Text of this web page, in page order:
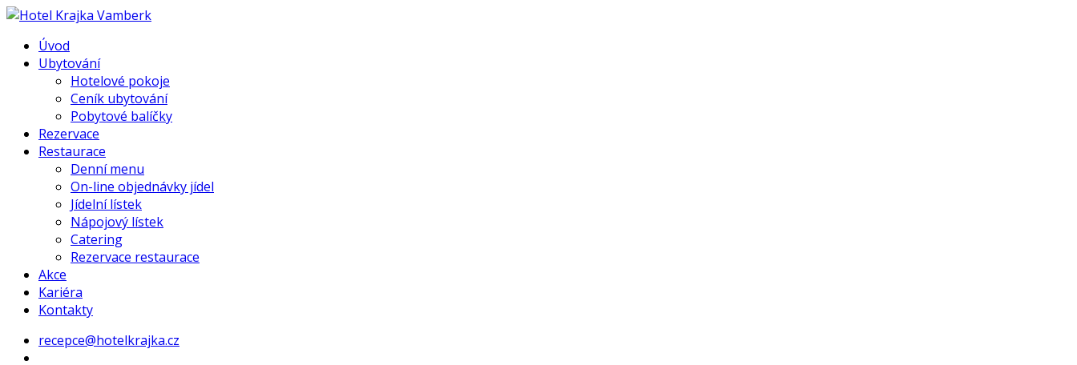
Úvod
Ubytování
Hotelové pokoje
Ceník ubytování
Pobytové balíčky
Rezervace
Restaurace
Denní menu
On-line objednávky jídel
Jídelní lístek
Nápojový lístek
Catering
Rezervace restaurace
Akce
Kariéra
Kontakty
recepce@hotelkrajka.cz